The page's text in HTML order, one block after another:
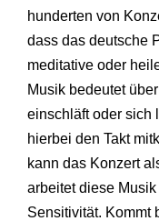
hunderten von
dass das deutsche
meditative oder
Musik bedeutet
einschläft oder sich
hierbei den Takt
kann das Konzert
arbeitet diese
Sensitivität. Kommt